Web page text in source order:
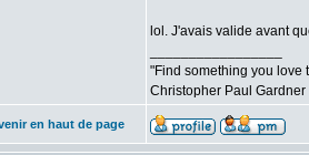
lol. J'avais valide avant
"Find something you love
Christopher Paul Gardner
en haut de page